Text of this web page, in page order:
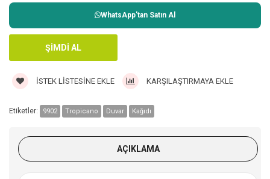
WhatsApp'tan Satın Al
İSTEK LISTESINE EKLE KARŞILAŞTIRMAYA EKLE
Etiketler: 9902 Tropicano Duvar Kağıdı
AÇIKLAMA